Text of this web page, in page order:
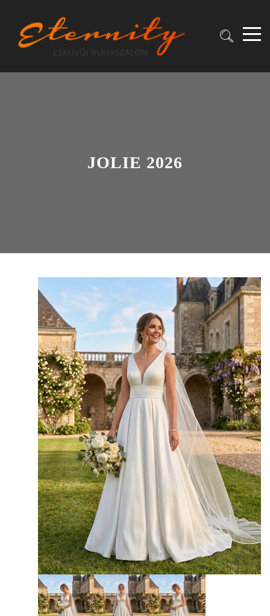
JOLIE 2026